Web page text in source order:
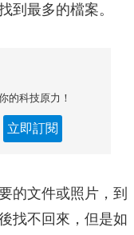
到最多的檔案。
的科技原力！
立即訂閱
的文件或照片，到
找不回來，但是如